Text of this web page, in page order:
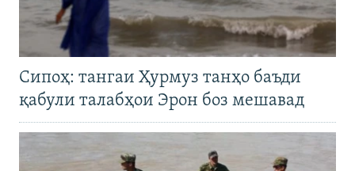
Сипоҳ: тангаи Ҳурмуз танҳо баъди
қабули талабҳои Эрон боз мешавад